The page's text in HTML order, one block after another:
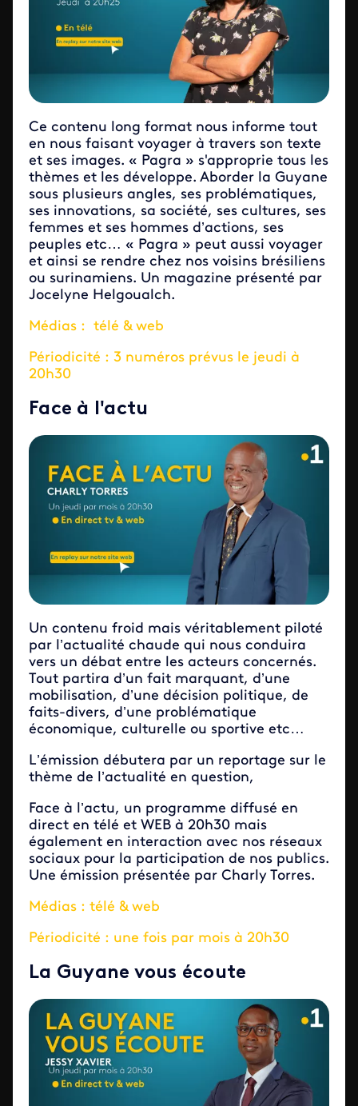
Ce contenu long format nous informe tout
en nous faisant voyager à travers son texte
et ses images. « Pagra » s'approprie tous les
thèmes et les développe. Aborder la Guyane
sous plusieurs angles, ses problématiques,
ses innovations, sa société, ses cultures, ses
femmes et ses hommes d’actions, ses
peuples etc… « Pagra » peut aussi voyager
et ainsi se rendre chez nos voisins brésiliens
ou surinamiens. Un magazine présenté par
Jocelyne Helgoualch.
Médias : télé & web
Périodicité : 3 numéros prévus le jeudi à
20h30
Face à l'actu
Un contenu froid mais véritablement piloté
par l’actualité chaude qui nous conduira
vers un débat entre les acteurs concernés.
Tout partira d’un fait marquant, d’une
mobilisation, d’une décision politique, de
faits-divers, d’une problématique
économique, culturelle ou sportive etc…
L’émission débutera par un reportage sur le
thème de l’actualité en question,
Face à l’actu, un programme diffusé en
direct en télé et WEB à 20h30 mais
également en interaction avec nos réseaux
sociaux pour la participation de nos publics.
Une émission présentée par Charly Torres.
Médias : télé & web
Périodicité : une fois par mois à 20h30
La Guyane vous écoute